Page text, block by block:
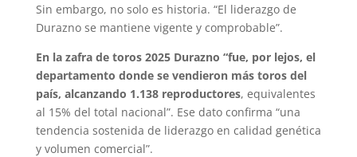
Sin embargo, no solo es historia. “El liderazgo de
Durazno se mantiene vigente y comprobable”.
En la zafra de toros 2025 Durazno “fue, por lejos, el
departamento donde se vendieron más toros del
país, alcanzando 1.138 reproductores, equivalentes
al 15% del total nacional”. Ese dato confirma “una
tendencia sostenida de liderazgo en calidad genética
y volumen comercial”.